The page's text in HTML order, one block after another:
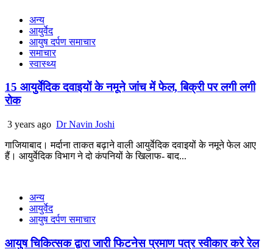
अन्य
आयुर्वेद
आयुष दर्पण समाचार
समाचार
स्वास्थ्य
15 आयुर्वेदिक दवाइयों के नमूने जांच में फेल, बिक्री पर लगी लगी
रोक
3 years ago Dr Navin Joshi
गाजियाबाद। मर्दाना ताकत बढ़ाने वाली आयुर्वेदिक दवाइयों के नमूने फेल आए
हैं। आयुर्वेदिक विभाग ने दो कंपनियों के खिलाफ- बाद...
अन्य
आयुर्वेद
आयुष दर्पण समाचार
आयुष चिकित्सक द्वारा जारी फिटनेस प्रमाण पत्र स्वीकार करे रेल